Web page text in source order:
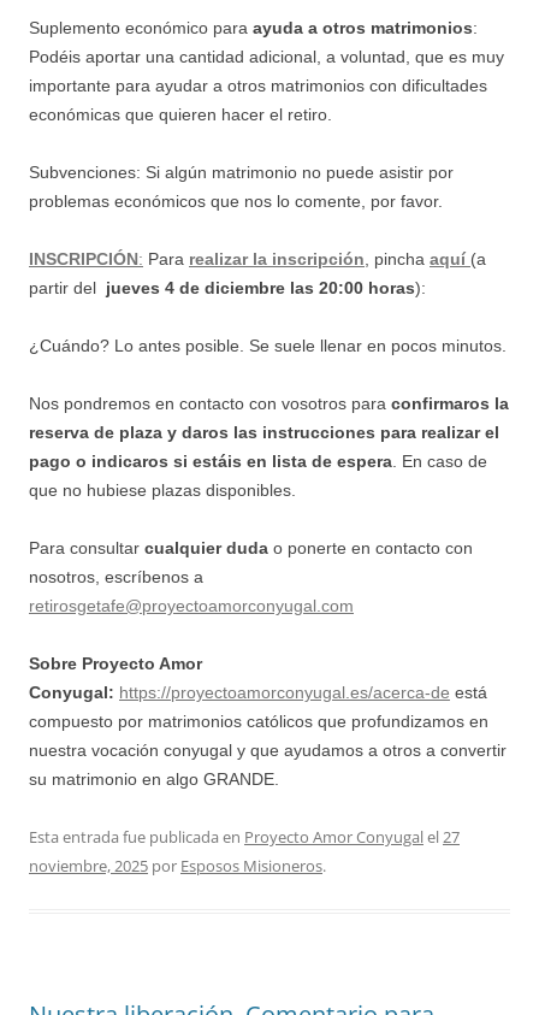
Suplemento económico para ayuda a otros matrimonios:
Podéis aportar una cantidad adicional, a voluntad, que es muy
importante para ayudar a otros matrimonios con dificultades
económicas que quieren hacer el retiro.
Subvenciones: Si algún matrimonio no puede asistir por
problemas económicos que nos lo comente, por favor.
INSCRIPCIÓN: Para realizar la inscripción , pincha aquí (a
partir del jueves 4 de diciembre las 20:00 horas):
¿Cuándo? Lo antes posible. Se suele llenar en pocos minutos.
Nos pondremos en contacto con vosotros para confirmaros la
reserva de plaza y daros las instrucciones para realizar el
pago o indicaros si estáis en lista de espera . En caso de
que no hubiese plazas disponibles.
Para consultar cualquier duda o ponerte en contacto con
nosotros, escríbenos a
retirosgetafe@proyectoamorconyugal.com
Sobre Proyecto Amor
Conyugal: https://proyectoamorconyugal.es/acerca-de está
compuesto por matrimonios católicos que profundizamos en
nuestra vocación conyugal y que ayudamos a otros a convertir
su matrimonio en algo GRANDE.
Esta entrada fue publicada en Proyecto Amor Conyugalel27
noviembre, 2025 por Esposos Misioneros.